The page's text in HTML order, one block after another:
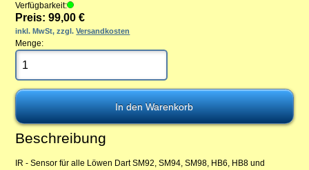
Verfügbarkeit:
Preis: 99,00 €
inkl. MwSt, zzgl.Versandkosten
Menge:
Beschreibung
IR - Sensor für alle Löwen Dart SM92, SM94, SM98, HB6, HB8 und